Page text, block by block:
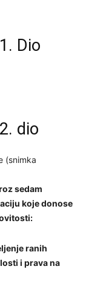
Dio
dio
(snimka
sedam
koje donose
ranih
i prava na